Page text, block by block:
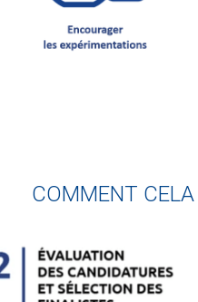
COMMENT